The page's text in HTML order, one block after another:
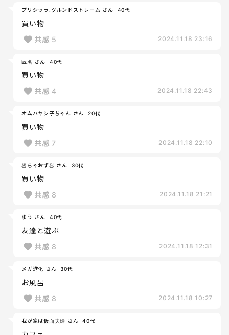
プリシッラ.グルンドストレーム さん 40代
買い物
共感 5 2024.11.18 23:16
匿名 さん 40代
買い物
共感 4 2024.11.18 22:43
オムハヤシ子ちゃん さん 20代
買い物
共感 7 2024.11.18 22:10
🥟ちゃおず🥟 さん 30代
買い物
共感 8 2024.11.18 21:21
ゆう さん 40代
友達と遊ぶ
共感 8 2024.11.18 12:31
メガ進化 さん 30代
お風呂
共感 8 2024.11.18 10:27
我が家は仮面夫婦 さん 40代